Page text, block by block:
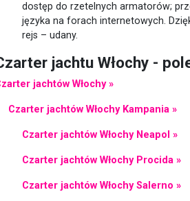
dostęp do rzetelnych armatorów;
języka na forach internetowych.
rejs – udany.
jachtu Włochy -
jachtów Włochy »
Czarter jachtów Włochy Kampania »
Czarter jachtów Włochy Neapol »
Czarter jachtów Włochy Procida »
Czarter jachtów Włochy Salerno »